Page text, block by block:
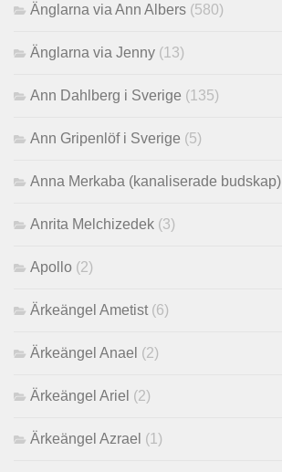
Änglarna via Ann Albers (580)
Änglarna via Jenny (13)
Ann Dahlberg i Sverige (135)
Ann Gripenlöf i Sverige (5)
Anna Merkaba (kanaliserade budskap)
Anrita Melchizedek (3)
Apollo (2)
Ärkeängel Ametist (6)
Ärkeängel Anael (2)
Ärkeängel Ariel (2)
Ärkeängel Azrael (1)